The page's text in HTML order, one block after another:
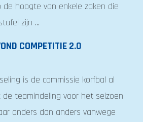
de hoogte van enkele zaken die
zijn ...
COMPETITIE 2.0
is de commissie korfbal al
teamindeling voor het seizoen
anders dan anders vanwege